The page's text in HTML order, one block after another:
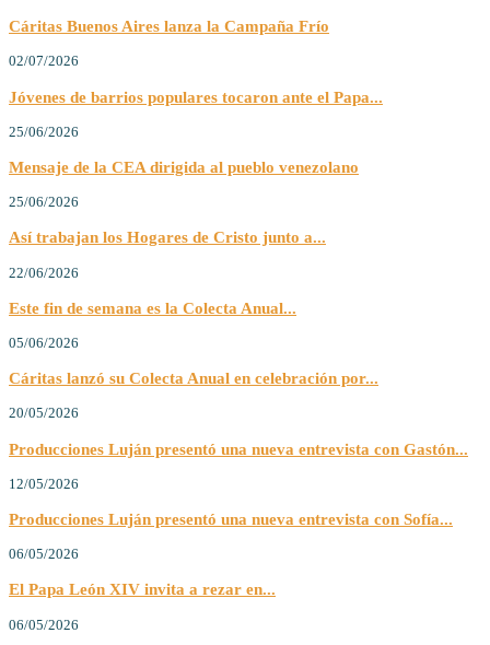
Cáritas Buenos Aires lanza la Campaña Frío
02/07/2026
Jóvenes de barrios populares tocaron ante el Papa...
25/06/2026
Mensaje de la CEA dirigida al pueblo venezolano
25/06/2026
Así trabajan los Hogares de Cristo junto a...
22/06/2026
Este fin de semana es la Colecta Anual...
05/06/2026
Cáritas lanzó su Colecta Anual en celebración por...
20/05/2026
Producciones Luján presentó una nueva entrevista con Gastón...
12/05/2026
Producciones Luján presentó una nueva entrevista con Sofía...
06/05/2026
El Papa León XIV invita a rezar en...
06/05/2026